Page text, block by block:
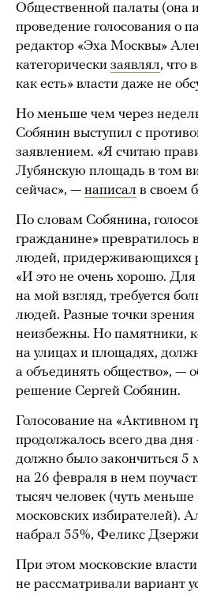
Общественной палаты (она
проведение голосования о
редактор «Эха Москвы»
категорически заявлял, что
как есть» власти даже не
Но меньше чем через
Собянин выступил с
заявлением. «Я считаю
Лубянскую площадь в том
сейчас», — написал в своем
По словам Собянина,
гражданине» превратилось
людей, придерживающихся
«И это не очень хорошо.
на мой взгляд, требуется
людей. Разные точки
неизбежны. Но памятники,
на улицах и площадях,
а объединять общество», —
решение Сергей Собянин.
Голосование на «Активном
продолжалось всего два
должно было закончиться 5
на 26 февраля в нем
тысяч человек (чуть меньше
московских избирателей).
набрал 55%, Феликс
При этом московские
не рассматривали вариант